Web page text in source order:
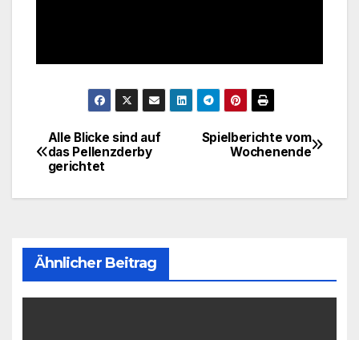
Beitragsnavigation
Spielberichte vom
Wochenende
Alle Blicke sind auf
das Pellenzderby
gerichtet
Ähnlicher Beitrag